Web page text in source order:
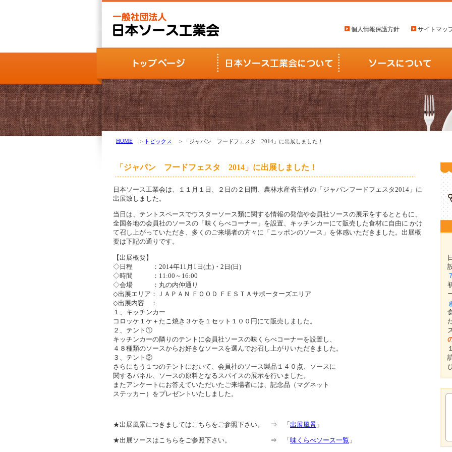
個人情報保護方針 サイトマッ
HOME > トピックス > 「ジャパン フードフェスタ 2014」に出展しました！
「ジャパン フードフェスタ 2014」に出展しました！
日本ソース工業会は、１１月１日、２日の２日間、農林水産省主催の「ジャパンフードフェスタ2014」に
出展致しました。
当日は、テントスペースでウスターソース類に関する情報の発信や会員社ソースの展示をするとともに、
全国各地の会員社のソースの「味くらべコーナー」を設置、キッチンカーにて販売した食材に自由に かけ
て召し上がっていただき、多くのご来場者の方々に「ニッポンのソース」を体感いただきました。出展概
要は下記の通りです。
【出展概要】
◇日程 ：2014年11月1日(土)・2日(日)
◇時間 ：11:00～16:00
◇会場 ：丸の内仲通り
◇出展エリア：ＪＡＰＡＮ ＦＯＯＤ ＦＥＳＴＡサポーターズエリア
◇出展内容 ：
１、キッチンカー
コロッケ１ケ＋たこ焼き３ケを１セット１００円にて販売しました。
２、テント①
キッチンカーの隣りのテントに会員社ソースの味くらべコーナーを設置し、
４８種類のソースからお好きなソースを選んでお召し上がりいただきました。
３、テント②
さらにもう１つのテントにおいて、会員社のソース製品１４０点、ソースに
関するパネル、ソースの原料となるスパイスの展示を行いました。
またアンケートにお答えていただいたご来場者には、記念品（マグネット
ステッカー）をプレゼントいたしました。
★出展風景につきましてはこちらをご参照下さい。 ⇒ 「 出展風景 」
★出展ソースはこちらをご参照下さい。 ⇒ 「 味くらべソース一覧 」